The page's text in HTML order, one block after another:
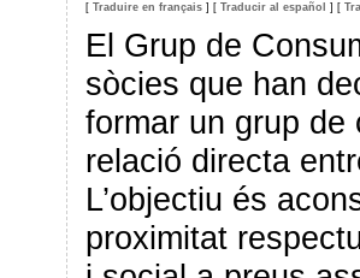
[ Traduire en français] [ Traducir al español ] [
El Grup de
sòcies que han
formar un grup de
relació directa
L’objectiu és
proximitat